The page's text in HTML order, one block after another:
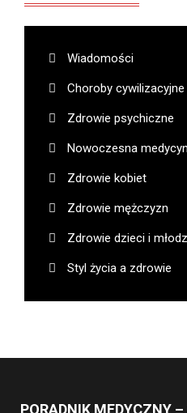
Wiadomości
Choroby
Zdrowie psychiczne
Nowoczesna
Zdrowie kobiet
Zdrowie mężczyzn
Zdrowie dzieci i
Styl życia a zdrowie
PORADNIK MEDYCZNY